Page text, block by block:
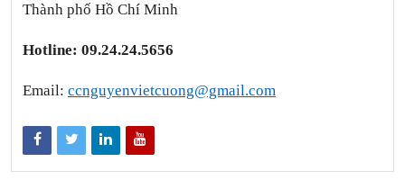
Thành phố Hồ Chí Minh
Hotline: 09.24.24.5656
Email: ccnguyenvietcuong@gmail.com